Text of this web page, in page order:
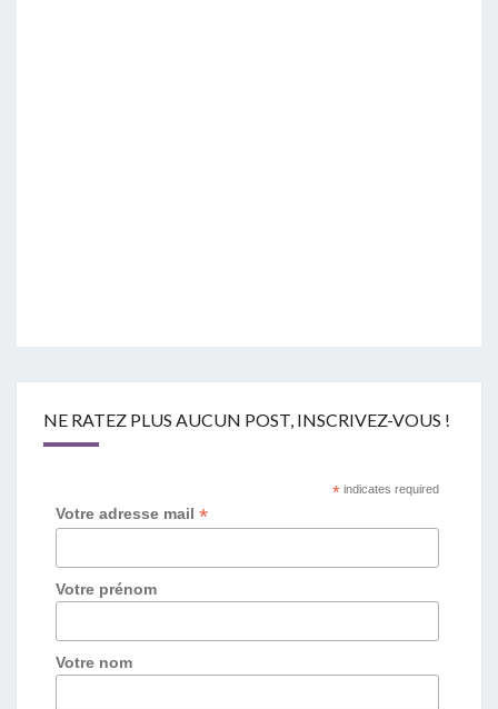
NE RATEZ PLUS AUCUN POST, INSCRIVEZ-VOUS !
*indicates required
Votre adresse mail*
Votre prénom
Votre nom